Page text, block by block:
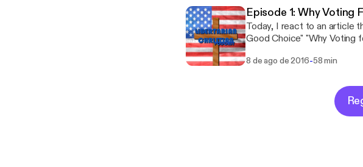
https://
Drugs: https://
Clinton vs Trump Polls:
http://
n_vs_johnson-5949.html#polls Hillary Clinton Favorability/
http://
http://
Episode 1: Why Voting
Today, I react to an article
Good Choice" "Why Voting for Donald Trump is a Morally Good
trump-is-a-morally-good-choice-
8 de ago de 2016-58 min